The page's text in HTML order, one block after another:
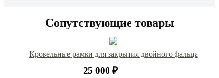
Сопутствующие товары
Кровельные рамки для закрытия двойного фальца
25 000 ₽